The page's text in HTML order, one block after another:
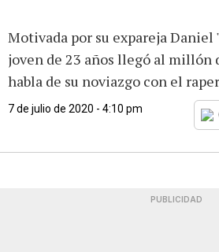
Motivada por su expareja Daniel
joven de 23 años llegó al millón
habla de su noviazgo con el
7 de julio de 2020 - 4:10 pm
PUBLICIDAD